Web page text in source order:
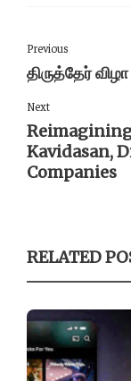
Previous
திருத்தேர்
Next
Kavidasan,
Companies
RELATED